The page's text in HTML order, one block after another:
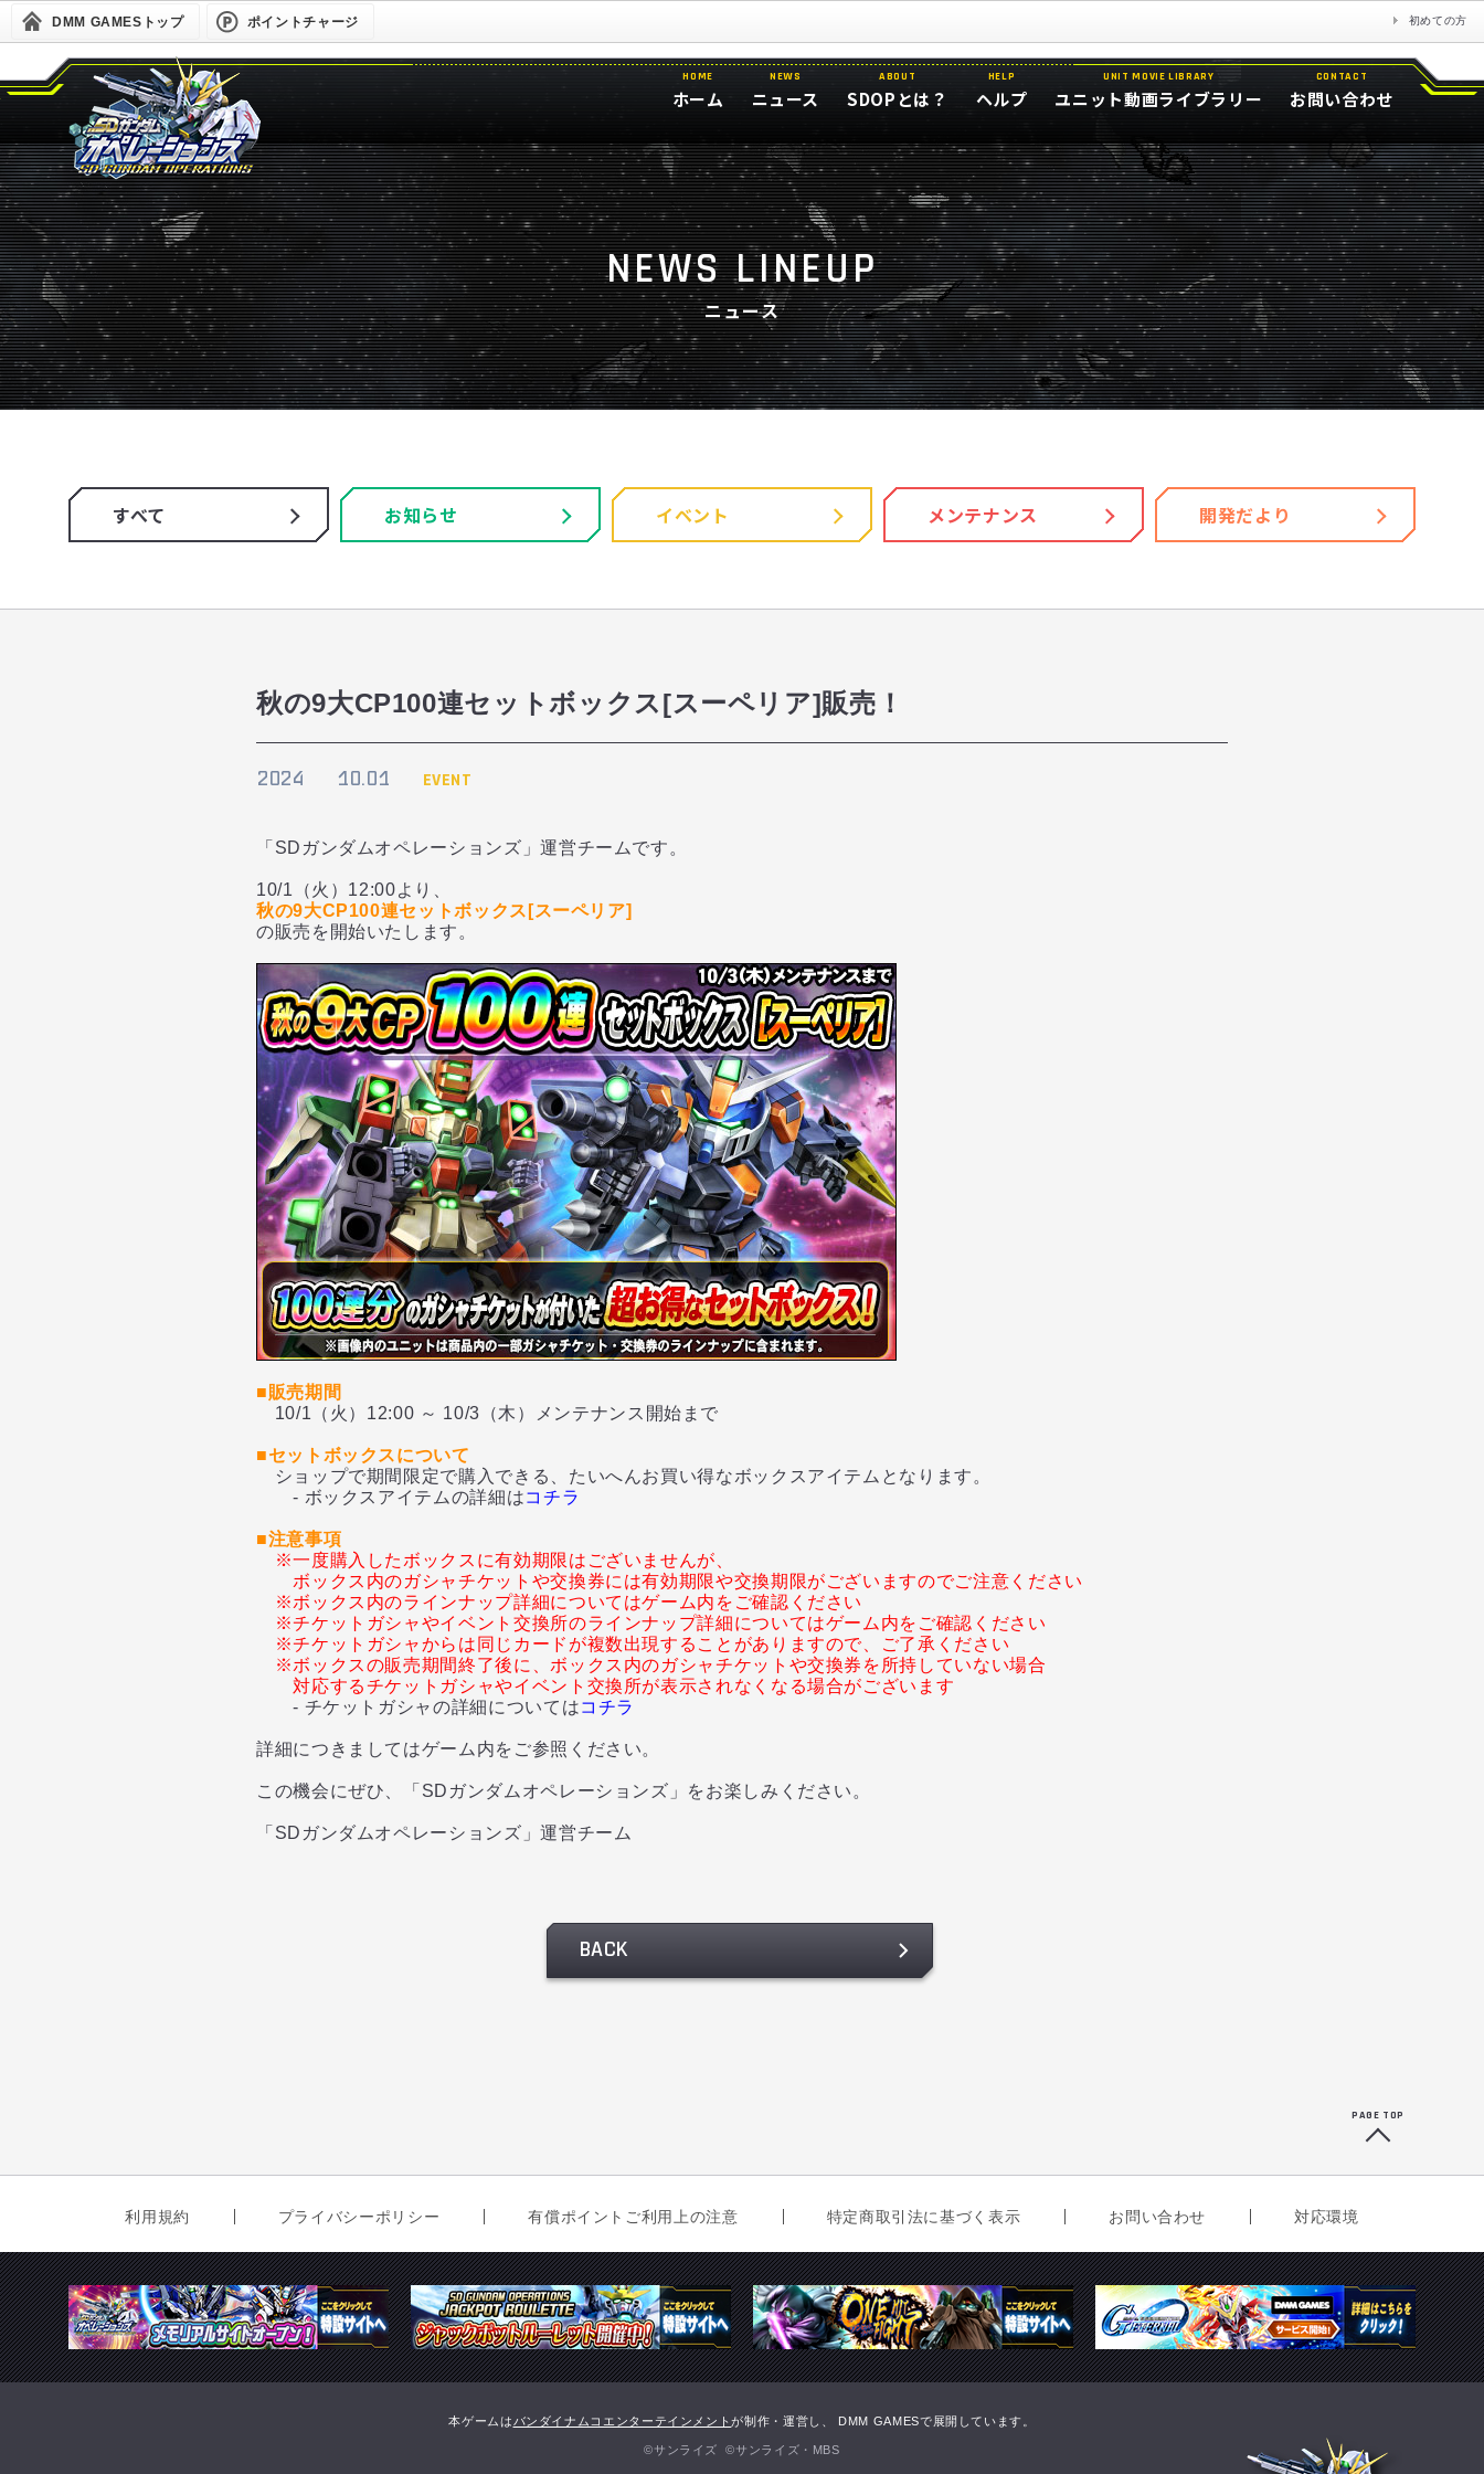
DMM GAMESトップ ポイントチャージ 初めての方
HOME
ホーム
NEWS
ニュース
ABOUT
SDOPとは？
HELP
ヘルプ
UNIT MOVIE LIBRARY
ユニット動画ライブラリー
CONTACT
お問い合わせ
NEWS LINEUP
ニュース
すべて お知らせ イベント メンテナンス 開発だより
秋の9大CP100連セットボックス[スーペリア]販売！
2024 10.01 EVENT
「SDガンダムオペレーションズ」運営チームです。
10/1（火）12:00より、
秋の9大CP100連セットボックス[スーペリア]
の販売を開始いたします。
■販売期間
10/1（火）12:00 ～ 10/3（木）メンテナンス開始まで
■セットボックスについて
ショップで期間限定で購入できる、たいへんお買い得なボックスアイテムとなります。
- ボックスアイテムの詳細はコチラ
■注意事項
※一度購入したボックスに有効期限はございませんが、
ボックス内のガシャチケットや交換券には有効期限や交換期限がございますのでご注意ください
※ボックス内のラインナップ詳細についてはゲーム内をご確認ください
※チケットガシャやイベント交換所のラインナップ詳細についてはゲーム内をご確認ください
※チケットガシャからは同じカードが複数出現することがありますので、ご了承ください
※ボックスの販売期間終了後に、ボックス内のガシャチケットや交換券を所持していない場合
対応するチケットガシャやイベント交換所が表示されなくなる場合がございます
- チケットガシャの詳細についてはコチラ
詳細につきましてはゲーム内をご参照ください。
この機会にぜひ、「SDガンダムオペレーションズ」をお楽しみください。
「SDガンダムオペレーションズ」運営チーム
BACK
PAGE TOP
利用規約 プライバシーポリシー 有償ポイントご利用上の注意 特定商取引法に基づく表示 お問い合わせ 対応環境
本ゲームは バンダイナムコエンターテインメントが制作・運営し、 DMM GAMESで展開しています。
©サンライズ ©サンライズ・MBS